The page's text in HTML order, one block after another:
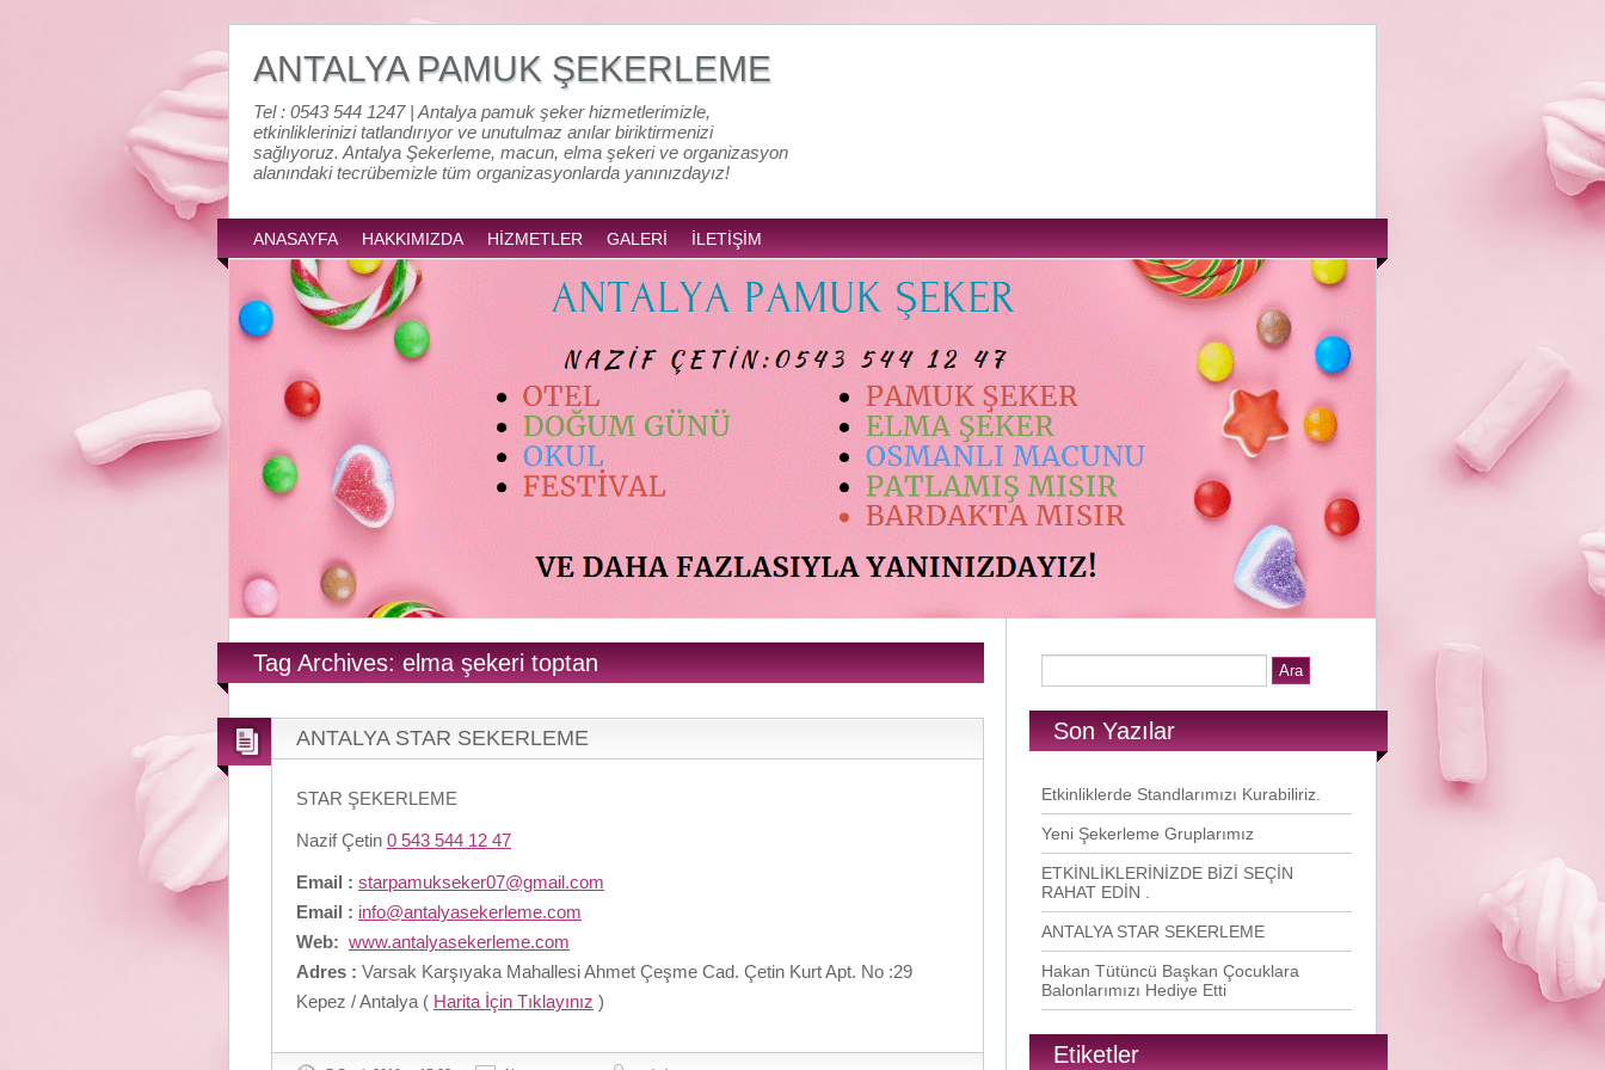
ANTALYA PAMUK ŞEKERLEME
Tel : 0543 544 1247 | Antalya pamuk şeker hizmetlerimizle,
etkinliklerinizi tatlandırıyor ve unutulmaz anılar biriktirmenizi
sağlıyoruz. Antalya Şekerleme, macun, elma şekeri ve organizasyon
alanındaki tecrübemizle tüm organizasyonlarda yanınızdayız!
ANASAYFA HAKKIMIZDA HİZMETLER GALERİ İLETİŞİM
Tag Archives: elma şekeri toptan
ANTALYA STAR SEKERLEME
STAR ŞEKERLEME
Nazif Çetin 0 543 544 12 47
Email : starpamukseker07@gmail.com
Email : info@antalyasekerleme.com
Web: www.antalyasekerleme.com
Adres : Varsak Karşıyaka Mahallesi Ahmet Çeşme Cad. Çetin Kurt Apt. No :29
Kepez / Antalya ( Harita İçin Tıklayınız )
Son Yazılar
Etkinliklerde Standlarımızı Kurabiliriz.
Yeni Şekerleme Gruplarımız
ETKİNLİKLERİNİZDE BİZİ SEÇİN
RAHAT EDİN .
ANTALYA STAR SEKERLEME
Hakan Tütüncü Başkan Çocuklara
Balonlarımızı Hediye Etti
Etiketler